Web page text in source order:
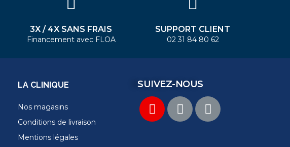
3X / 4X SANS FRAIS
Financement avec FLOA
SUPPORT CLIENT
02 31 84 80 62
LA CLINIQUE
Nos magasins
Conditions de livraison
Mentions légales
SUIVEZ-NOUS